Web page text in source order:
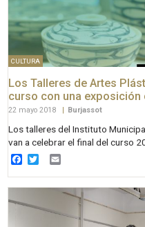
CULTURA
Los Talleres de Artes
curso con una exposición
22 mayo 2018 | Burjassot
Los talleres del Instituto
van a celebrar el final del curso
Facebook
Twitter